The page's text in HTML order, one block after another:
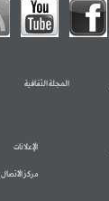
المجلة الثقافية
الإعلانات
مركز الاتصال